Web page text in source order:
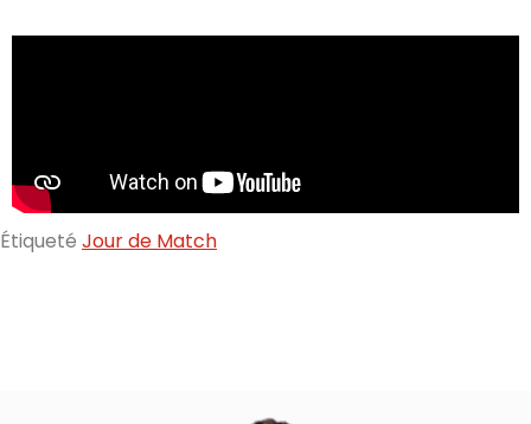
Étiqueté Jour de Match